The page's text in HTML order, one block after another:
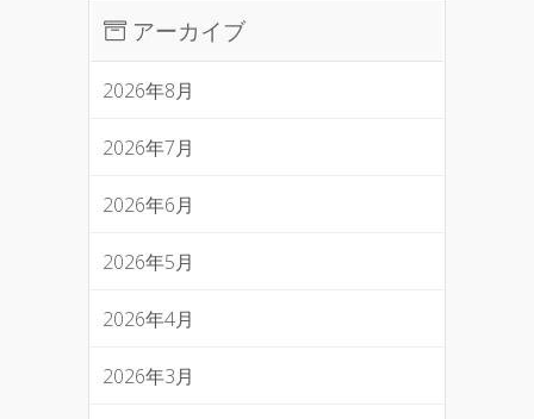
アーカイブ
2026年8月
2026年7月
2026年6月
2026年5月
2026年4月
2026年3月